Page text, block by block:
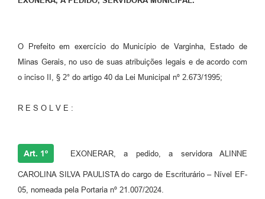
O Prefeito em exercício do Município de Varginha, Estado de
Minas Gerais, no uso de suas atribuições legais e de acordo com
o inciso II, § 2° do artigo 40 da Lei Municipal nº 2.673/1995;
R E S O L V E :
Art. 1º EXONERAR, a pedido, a servidora ALINNE
CAROLINA SILVA PAULISTA do cargo de Escriturário – Nível EF-
05, nomeada pela Portaria nº 21.007/2024.